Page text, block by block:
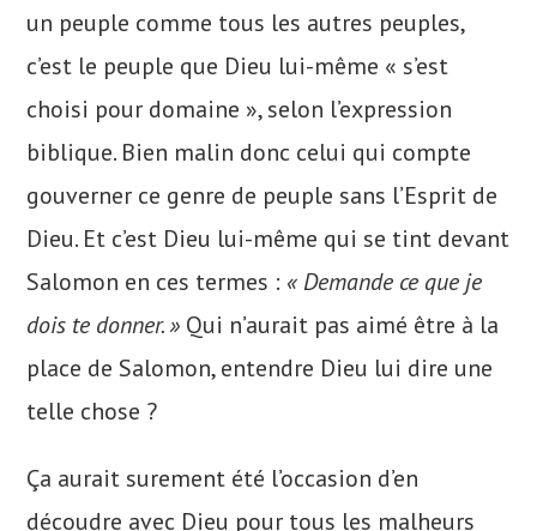
un peuple comme tous les autres peuples,
c’est le peuple que Dieu lui-même « s’est
choisi pour domaine », selon l’expression
biblique. Bien malin donc celui qui compte
gouverner ce genre de peuple sans l’Esprit de
Dieu. Et c’est Dieu lui-même qui se tint devant
Salomon en ces termes : « Demande ce que je
dois te donner. » Qui n’aurait pas aimé être à la
place de Salomon, entendre Dieu lui dire une
telle chose ?
Ça aurait surement été l’occasion d’en
découdre avec Dieu pour tous les malheurs